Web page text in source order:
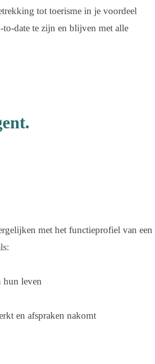
tot toerisme in je voordeel
date te zijn en blijven met alle
met het functieprofiel van een
hun leven
en afspraken nakomt